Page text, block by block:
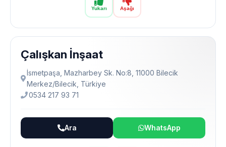
Yukarı Aşağı
Çalışkan İnşaat
İsmetpaşa, Mazharbey Sk. No:8, 11000 Bilecik
Merkez/Bilecik, Türkiye
0534 217 93 71
Ara WhatsApp